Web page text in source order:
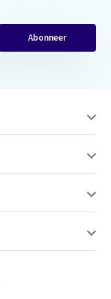
Abonneer